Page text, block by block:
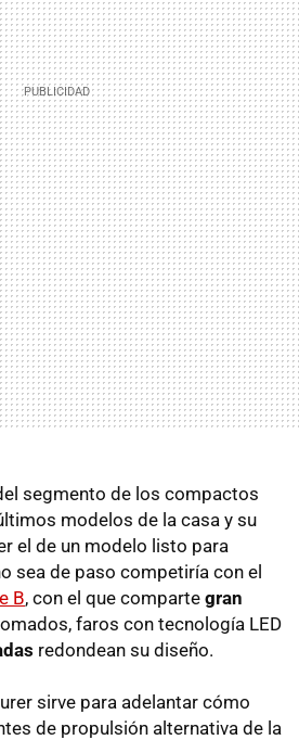
segmento de los compactos
modelos de la casa y su
el de un modelo listo para
sea de paso competiría con el
B, con el que comparte gran
faros con tecnología LED
redondean su diseño.
sirve para adelantar cómo
de propulsión alternativa de la